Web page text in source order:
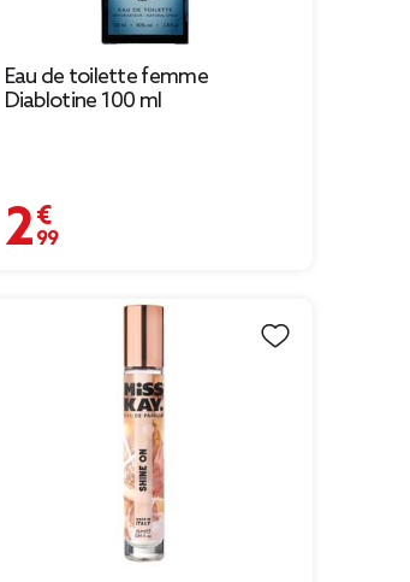
Eau de toilette femme
Diablotine 100 ml
2,99 €